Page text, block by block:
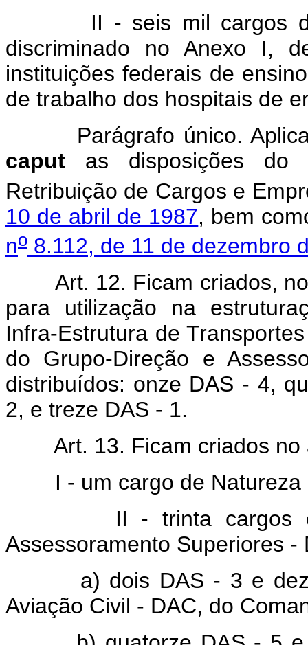
II - seis mil cargos
discriminado no Anexo I,
instituições federais de
de trabalho dos hospitais de
Parágrafo único.
caput as disposições do
Retribuição de Cargos e
10 de abril de 1987, bem
no 8.112, de 11 de dezembro
Art. 12. Ficam criados,
para utilização na
Infra-Estrutura de
do Grupo-Direção e
distribuídos: onze DAS - 4,
2, e treze DAS - 1.
Art. 13. Ficam criados
I - um cargo de
II - trinta cargos
Assessoramento Superiores
a) dois DAS - 3 e
Aviação Civil - DAC, do